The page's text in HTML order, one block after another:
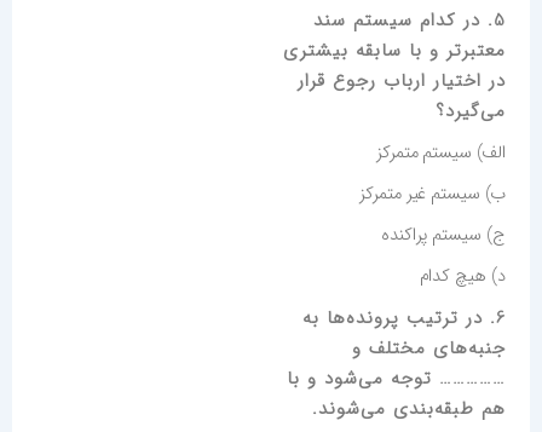
5. در کدام سیستم سند
معتبرتر و با سابقه بیشتری
در اختیار ارباب رجوع قرار
می‌گیرد؟
الف) سیستم متمرکز
ب) سیستم غیر متمرکز
ج) سیستم پراکنده
د) هیچ کدام
6. در ترتیب پرونده‌ها به
جنبه‌های مختلف و
…………… توجه می‌شود و با
هم طبقه‌بندی می‌شوند.